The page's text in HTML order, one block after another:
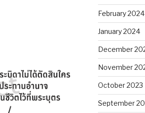
February 2024
January 2024
December
November
October 2023
September